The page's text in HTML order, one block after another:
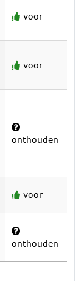
voor
voor
onthouden
voor
onthouden